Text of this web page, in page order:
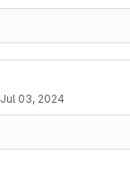
Jul 03, 2024